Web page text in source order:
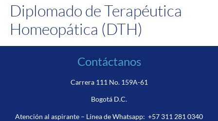
Diplomado de Terapéutica
Homeopática (DTH)
Contáctanos
Carrera 111 No. 159A-61
Bogotá D.C.
Atención al aspirante – Línea de Whatsapp: +57 311 281 0340